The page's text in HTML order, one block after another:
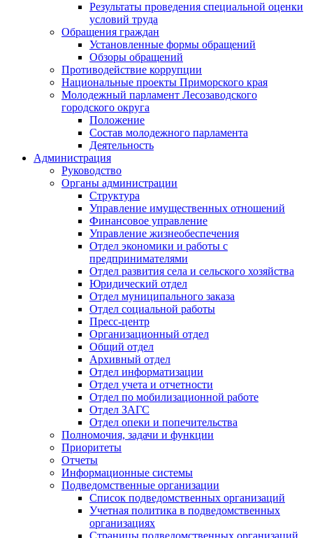
Результаты проведения специальной оценки
условий труда
Обращения граждан
Установленные формы обращений
Обзоры обращений
Противодействие коррупции
Национальные проекты Приморского края
Молодежный парламент Лесозаводского
городского округа
Положение
Состав молодежного парламента
Деятельность
Администрация
Руководство
Органы администрации
Структура
Управление имущественных отношений
Финансовое управление
Управление жизнеобеспечения
Отдел экономики и работы с
предпринимателями
Отдел развития села и сельского хозяйства
Юридический отдел
Отдел муниципального заказа
Отдел социальной работы
Пресс-центр
Организационный отдел
Общий отдел
Архивный отдел
Отдел информатизации
Отдел учета и отчетности
Отдел по мобилизационной работе
Отдел ЗАГС
Отдел опеки и попечительства
Полномочия, задачи и функции
Приоритеты
Отчеты
Информационные системы
Подведомственные организации
Список подведомственных организаций
Учетная политика в подведомственных
организациях